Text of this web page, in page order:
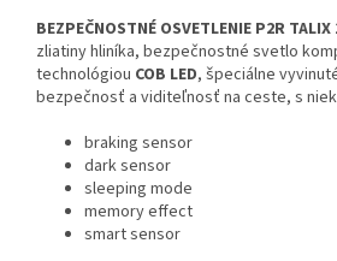
BEZPEČNOSTNÉ OSVETLENIE P2R TALIX
zliatiny hliníka, bezpečnostné svetlo
technológiou COB LED, špeciálne
bezpečnosť a viditeľnosť na ceste, s
braking sensor
dark sensor
sleeping mode
memory effect
smart sensor